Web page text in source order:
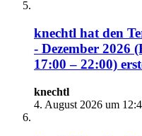
knechtl hat den
- Dezember 2026
17:00 – 22:00)
knechtl
4. August 2026 um